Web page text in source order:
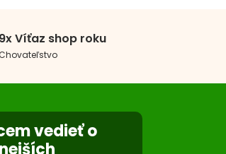
9x Víťaz shop roku
vedieť o